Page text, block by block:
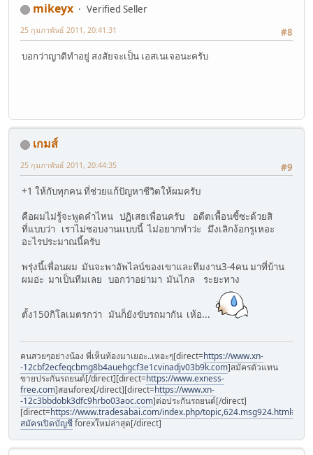
mikeyx
Verified Seller
#8
25 กุมภาพันธ์ 2011, 20:41:31
บอกว่าญาติทำอยู่ สงสัยจะเป็น เอสเนเจอนะครับ
เกมส์
#9
25 กุมภาพันธ์ 2011, 20:44:35
+1 ให้กับทุกคน ที่ช่วยแก้ปัญหาชีวิตให้ผมครับ
คือผมไม่รู้จะพูดคำไหน ปฏิเสธเพื่อนครับ อดีตเพื้อนซี้ซะด้วยสิ
ที่แบบว่า เราไม่ชอบงานแบบนี้ ไม่อยากทำว่ะ มึงเลิกง้อกรูเหอะ
อะไรประมาณนี้ครับ
พรุ่งนี้เพื่อนผม มันจะพาอัพไลน์ของเขาและทีมงาน3-4คน มาที่บ้าน
ผมอ่ะ มาเป็นทีมเลย บอกว่าอย่ามา มันไกล ระยะทาง
ตั้ง150กิโลเมตรกว่า มันก็ยังขับรถมากัน เห้อ...
คนสวยๆอย่างน้อง พี่เห็นท้องมาเยอะ..เหอะๆ[direct=https://www.xn-
-12cbf2ecfeqcbmg8b4auehgcf3e1cvinadjv03b9k.com]สมัครตัวแทน
ขายประกันรถยนต์[/direct][direct=https://www.exness-
free.com]สอนforex[/direct][direct=https://www.xn-
-12c3bbdobk3dfc9hrbo03aoc.com]ต่อประกันรถยนต์[/direct]
[direct=https://www.tradesabai.com/index.php/
สมัครเปิดบัญชีforexใหม่ล่าสุด[/direct]